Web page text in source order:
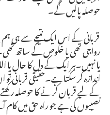
حوصلہ پالیں گے۔
قربانی کے اس ایک نتیجے سے ہی ہم
رواجی تھی یا خلوص کے ساتھ
یا نہیں۔ہر ایک کے دل کا حال یا
اندازہ کر سکتا ہے۔حقیقی قربانی
کے لیے قربان کرنے کا حوصلہ
نصیبوں کی ہے جو راہ حق میں